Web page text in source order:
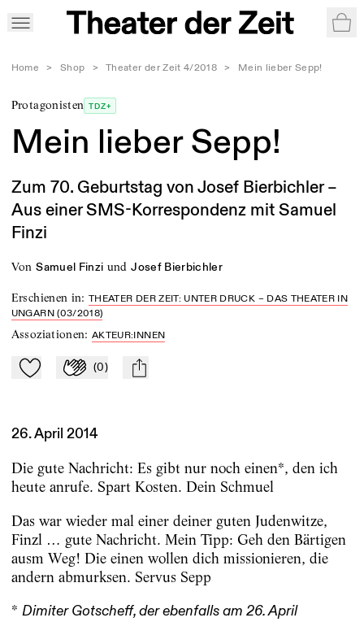
Home > Shop > Theater der Zeit 4/2018 > Mein lieber Sepp!
Protagonisten TDZ+
Mein lieber Sepp!
Zum 70. Geburtstag von Josef Bierbichler –
Aus einer SMS-Korrespondenz mit Samuel
Finzi
von Samuel Finzi und Josef Bierbichler
Erschienen in:THEATER DER ZEIT: UNTER DRUCK – DAS THEATER IN
UNGARN (03/2018)
Assoziationen:AKTEUR:INNEN
Zu Mein-TdZ hinzufügen
Applaudieren
(0) mail
26. April 2014
Die gute Nachricht: Es gibt nur noch einen*, den ich
heute anrufe. Spart Kosten. Dein Schmuel
Das war wieder mal einer deiner guten Judenwitze,
Finzl … gute Nachricht. Mein Tipp: Geh den Bärtigen
ausm Weg! Die einen wollen dich missionieren, die
andern abmurksen. Servus Sepp
* Dimiter Gotscheff, der ebenfalls am 26. April